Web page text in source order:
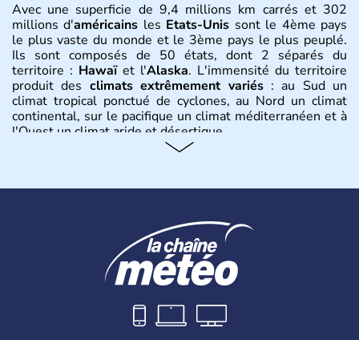
Avec une superficie de 9,4 millions km carrés et 302
millions d'américains les Etats-Unis sont le 4ème pays
le plus vaste du monde et le 3ème pays le plus peuplé.
Ils sont composés de 50 états, dont 2 séparés du
territoire : Hawaïet l'Alaska. L'immensité du territoire
produit des climats extrêmement variés: au Sud un
climat tropical ponctué de cyclones, au Nord un climat
continental, sur le pacifique un climat méditerranéen et à
l'Ouest un climat aride et désertique.
Les premiers habitants desEtats-Unis sont arrivés d'Asie
Plusieurs populations se sont succédées avant l'arrivée
des européens, suite à la découverte du continent par
Christophe Colomb en 1492. Les 13 colonies
britanniques proclament la Déclaration d'indépendance
en 1776 et adoptent leur première constitution en 1787.
La conquête de l'Ouest marque ensuite l'entrée dans une
phase de développement intense.